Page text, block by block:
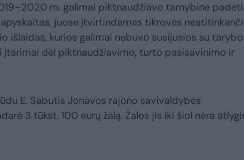
m. galimai piktnaudžiavo tarnybine
juose įtvirtindamas tikrovės
išlaidas, kurios galimai nebuvo susijusios su
įtarimai dėl piktnaudžiavimo, turto pasisavinimo ir
E. Sabutis Jonavos rajono savivaldybės
3 tūkst. 100 eurų žalą. Žalos jis iki šiol nėra